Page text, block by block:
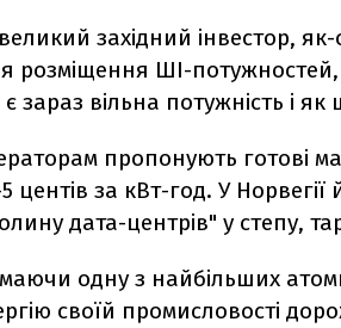
західний інвестор,
розміщення ШІ-
є зараз вільна потужність і
пропонують готові
центів за кВт-год. У
дата-центрів" у степу,
одну з найбільших
своїй промисловості